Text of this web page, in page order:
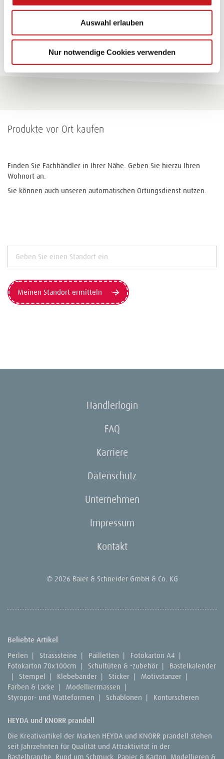
Auswahl erlauben
Nur notwendige Cookies verwenden
Zum Tipp
Zu allen Tipps
Produkte vor Ort kaufen
Finden Sie Fachhändler in Ihrer Nähe. Geben Sie hierzu Ihren
Wohnort an.
Sie können auch unseren automatischen Ortungsdienst nutzen.
Meinen Standort ermitteln
Händlerlogin
FAQ
Karriere
Datenschutz
Unternehmen
Impressum
Kontakt
© 2026 Baier & Schneider GmbH & Co. KG
Beliebte Artikel
Perlen | Strasssteine | Pailletten | Fotokarton A4 |
Fotokarton 70x100cm | Schultüten & -zubehör |
Bastelkalender
|
Stempel | Klebebänder | Sticker | Motivstanzer |
Farben & Lacke | Modelliermassen |
Styropor- und Watteformen | Schablonen | Konturscheren
HEYDA und KNORR prandell
Die Kreativartikel der Marken HEYDA und KNORR prandell stehen
seit Jahrzehnten für Qualität und Attraktivität in der
Bastelbranche. Rund um Schmuck, Papier & Karton, Modellieren &